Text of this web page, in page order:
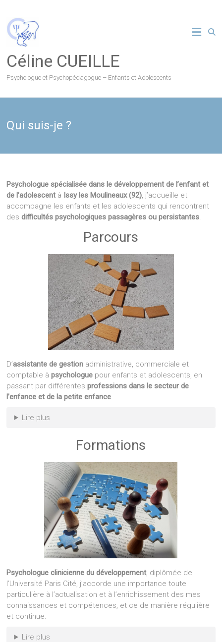
content
Céline CUEILLE
Psychologue et Psychopédagogue – Enfants et Adolescents
Qui suis-je ?
Psychologue spécialisée dans le développement de l’enfant et
de l’adolescent à Issy les Moulineaux (92), j’accueille et
accompagne les enfants et les adolescents qui rencontrent
desdifficultés psychologiques passagères ou persistantes.
Parcours
D’assistante de gestion administrative, commerciale et
comptable àpsychologue pour enfants et adolescents, en
passant par différentesprofessions dans le secteur de
l’enfance et de la petite enfance.
Lire plus
Formations
Psychologue clinicienne du développement, diplômée de
l’Université Paris Cité, j’accorde une importance toute
particulière à l’actualisation et à l’enrichissement des mes
connaissances et compétences, et ce de manière régulière
et continue.
Lire plus